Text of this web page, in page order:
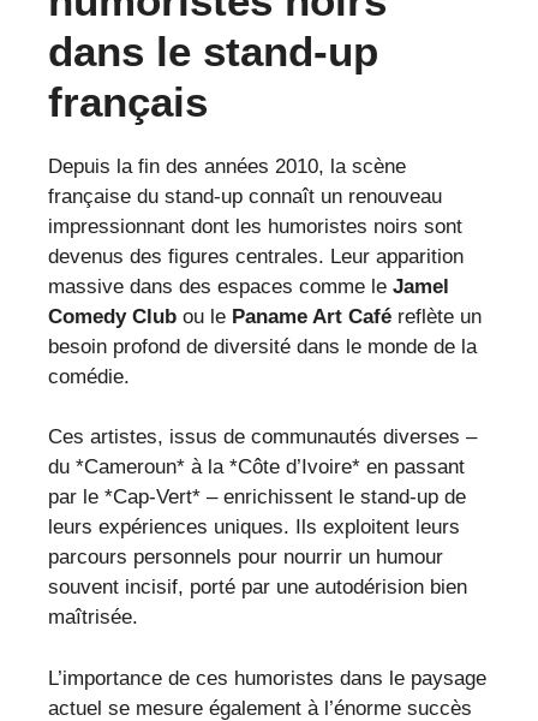
dans le stand-up
français
Depuis la fin des années 2010, la scène
française du stand-up connaît un renouveau
impressionnant dont les humoristes noirs sont
devenus des figures centrales. Leur apparition
massive dans des espaces comme le Jamel
Comedy Club ou le Paname Art Café reflète un
besoin profond de diversité dans le monde de la
comédie.
Ces artistes, issus de communautés diverses –
du *Cameroun* à la *Côte d’Ivoire* en passant
par le *Cap-Vert* – enrichissent le stand-up de
leurs expériences uniques. Ils exploitent leurs
parcours personnels pour nourrir un humour
souvent incisif, porté par une autodérision bien
maîtrisée.
L’importance de ces humoristes dans le paysage
actuel se mesure également à l’énorme succès